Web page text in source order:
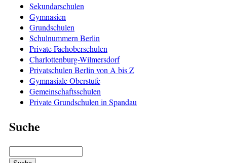
Sekundarschulen
Gymnasien
Grundschulen
Schulnummern Berlin
Private Fachoberschulen
Charlottenburg-Wilmersdorf
Privatschulen Berlin von A bis Z
Gymnasiale Oberstufe
Gemeinschaftsschulen
Private Grundschulen in Spandau
Suche